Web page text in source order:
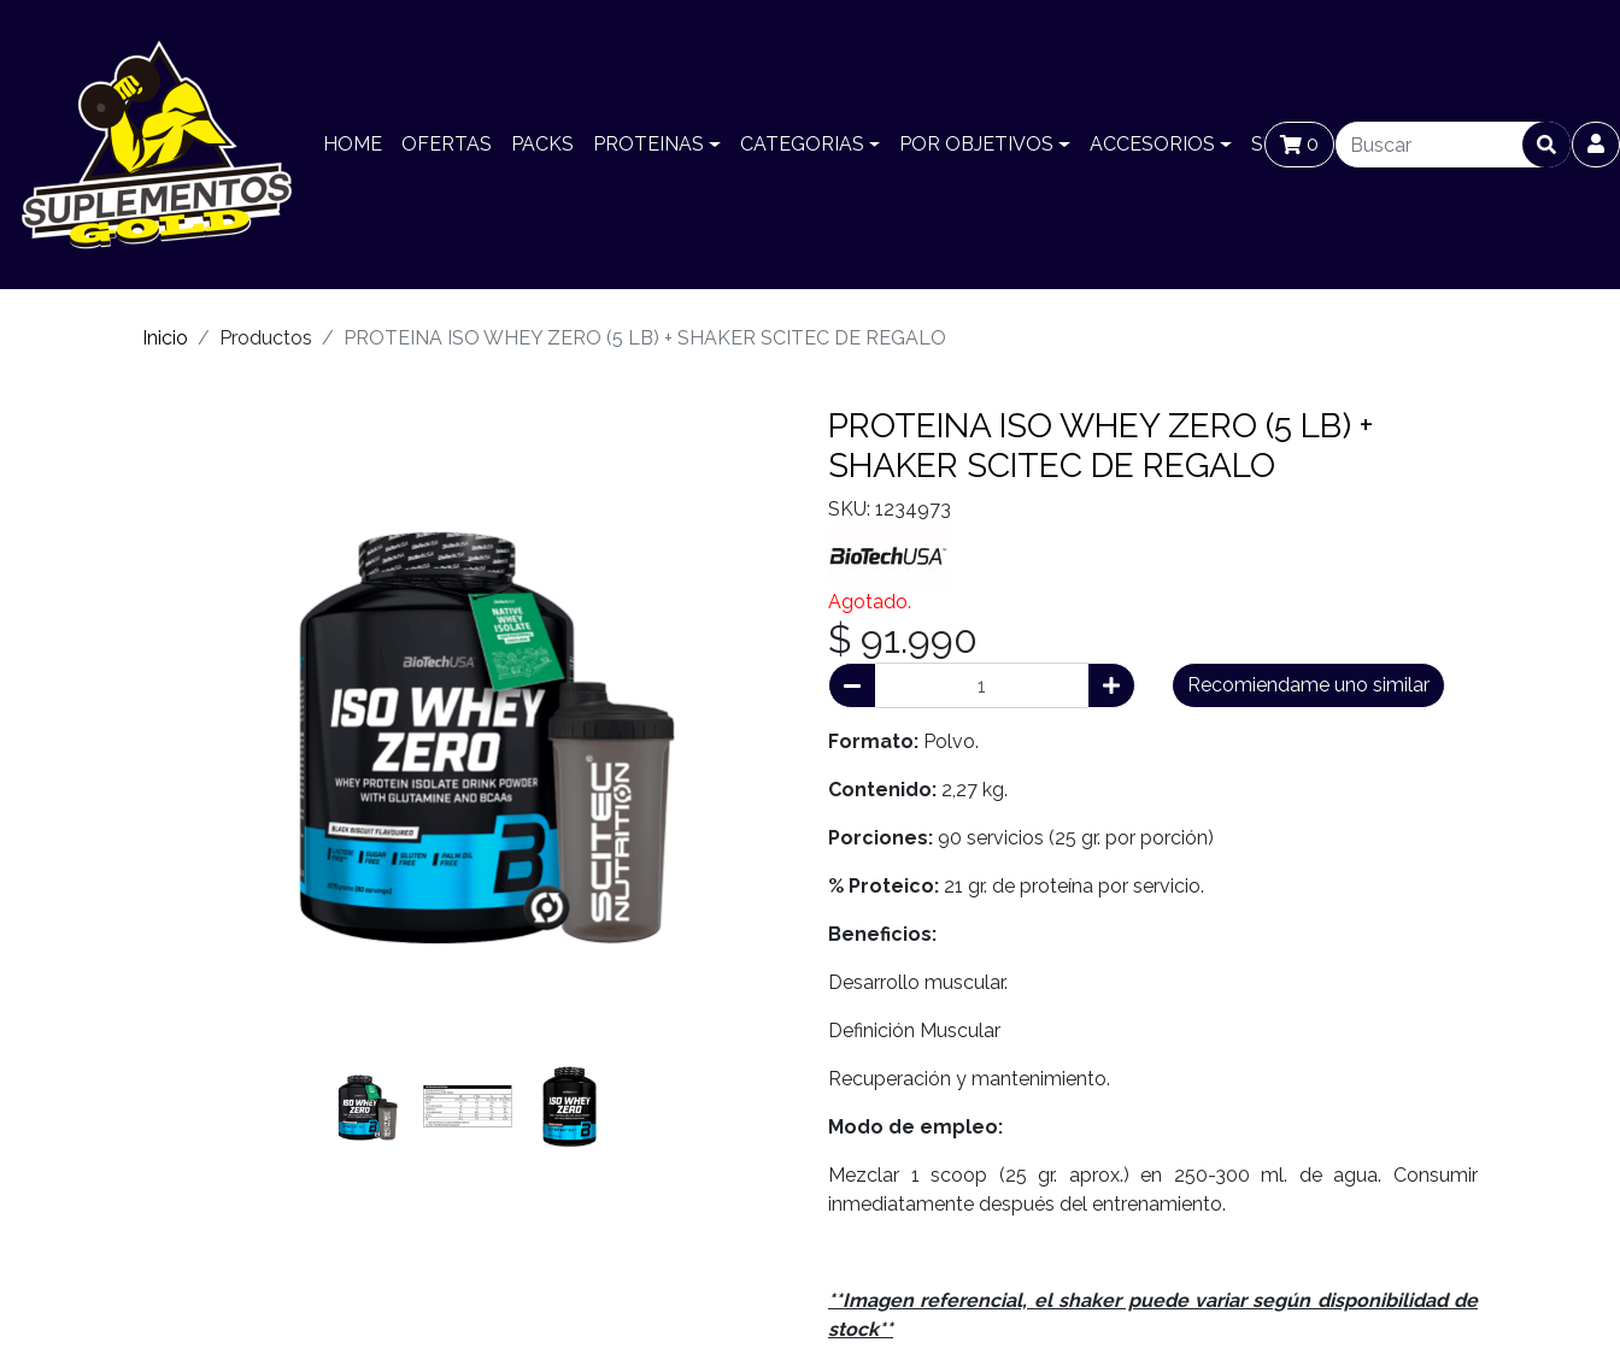
HOME OFERTAS PACKS PROTEINAS CATEGORIAS POR OBJETIVOS ACCESORIOS SUCURSALES BLOG
0
Inicio Productos PROTEINA ISO WHEY ZERO (5 LB) + SHAKER SCITEC DE REGALO
PROTEINA ISO WHEY ZERO (5 LB) +
SHAKER SCITEC DE REGALO
SKU: 1234973
Agotado.
$ 91.990
Recomiendame uno similar
Formato: Polvo.
Contenido: 2,27 kg.
Porciones: 90 servicios (25 gr. por porción)
% Proteico: 21 gr. de proteína por servicio.
Beneficios:
Desarrollo muscular.
Definición Muscular
Recuperación y mantenimiento.
Modo de empleo:
Mezclar 1 scoop (25 gr. aprox.) en 250-300 ml. de agua. Consumir
inmediatamente después del entrenamiento.
**Imagen referencial, el shaker puede variar según disponibilidad de
stock**